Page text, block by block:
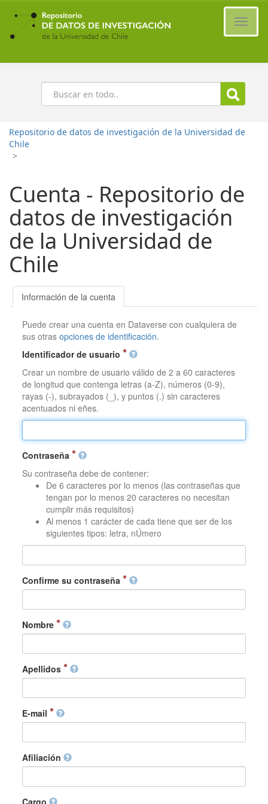
Ir
contenido
principal
Buscar
Repositorio de datos de investigación de la Universidad de
Chile
>
Cuenta - Repositorio de
datos de investigación
de la Universidad de
Chile
Información de la cuenta
Puede crear una cuenta en Dataverse con cualquiera de
sus otrasopciones de identificación.
Identificador de usuario
Crear un nombre de usuario válido de 2 a 60 caracteres
de longitud que contenga letras (a-Z), números (0-9),
rayas (-), subrayados (_), y puntos (.) sin caracteres
acentuados ni eñes.
Contraseña
Su contraseña debe de contener:
De 6 caracteres por lo menos (las contraseñas que
tengan por lo menos 20 caracteres no necesitan
cumplir más requisitos)
Al menos 1 carácter de cada tiene que ser de los
siguientes tipos: letra, nÚmero
Confirme su contraseña
Nombre
Apellidos
E-mail
Afiliación
Cargo